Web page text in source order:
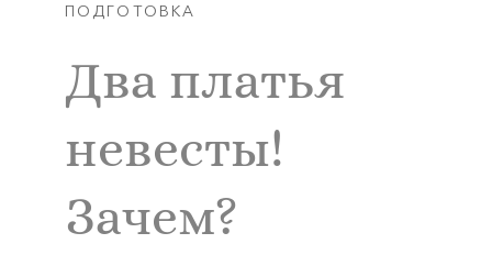
ПОДГОТОВКА
Два платья
невесты!
Зачем?